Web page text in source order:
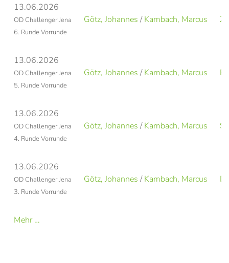
13.06.2026
OD Challenger Jena
6. Runde Vorrunde
Götz, Johannes /Kambach, Marcus
13.06.2026
OD Challenger Jena
5. Runde Vorrunde
Götz, Johannes /Kambach, Marcus
13.06.2026
OD Challenger Jena
4. Runde Vorrunde
Götz, Johannes /Kambach, Marcus
13.06.2026
OD Challenger Jena
3. Runde Vorrunde
Götz, Johannes /Kambach, Marcus
Mehr …